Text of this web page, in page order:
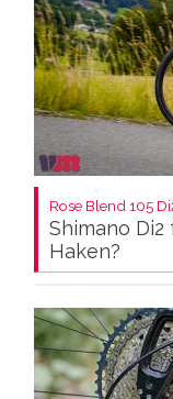
Rose Blend 105
Shimano
Haken?